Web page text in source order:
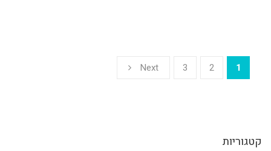
1
2
3
Next
קטגוריות